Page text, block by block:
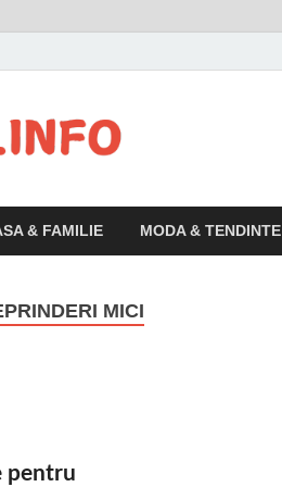
& FAMILIE MODA & TENDINTE
MICI
pentru